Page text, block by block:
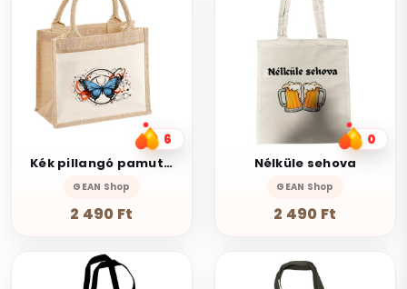
6
Kék pillangó pamut zsebes juta midi bevásárlótáska
GEAN Shop
2 490 Ft
0
Nélküle sehova
GEAN Shop
2 490 Ft